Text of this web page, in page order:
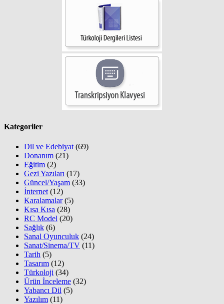
Kategoriler
Dil ve Edebiyat (69)
Donanım (21)
Eğitim (2)
Gezi Yazıları (17)
Güncel/Yaşam (33)
İnternet (12)
Karalamalar(5)
Kısa Kısa (28)
RC Model (20)
Sağlık (6)
Sanal Oyunculuk (24)
Sanat/Sinema/TV (11)
Tarih (5)
Tasarım (12)
Türkoloji (34)
Ürün İnceleme (32)
Yabancı Dil (5)
Yazılım (11)